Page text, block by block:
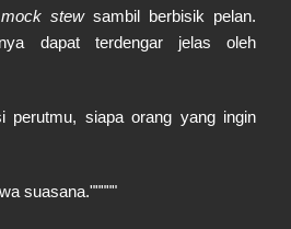
mock stewsambil berbisik pelan.
dapat terdengar jelas oleh
perutmu, siapa orang yang ingin
suasana."""""